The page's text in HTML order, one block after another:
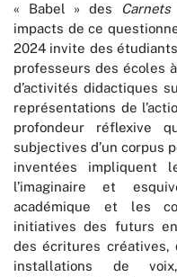
« Babel » des
impacts de ce
2024 invite des
professeurs des écoles
d’activités didactiques
représentations de
profondeur réflexive
subjectives d’un corpus
inventées impliquent
l’imaginaire et
académique et les
initiatives des futurs
des écritures créatives,
installations de